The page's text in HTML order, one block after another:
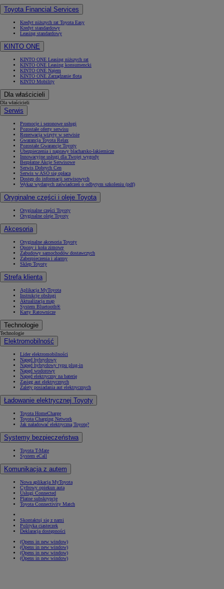
Toyota Financial Services
Kredyt niższych rat Toyota Easy
Kredyt standardowy
Leasing standardowy
KINTO ONE
KINTO ONE Leasing niższych rat
KINTO ONE Leasing konsumencki
KINTO ONE Najem
KINTO ONE Zarządzanie flotą
KINTO Mobility
Dla właścicieli
Dla właścicieli
Serwis
Promocje i sezonowe usługi
Pozostałe oferty serwisu
Rezerwacja wizyty w serwisie
Gwarancja Toyota Relax
Pozostałe Gwarancje Toyoty
Ubezpieczenia i naprawy blacharsko-lakiernicze
Innowacyjne usługi dla Twojej wygody
Bezpłatne Akcje Serwisowe
Serwis Dobrych Cen
Serwis w ASO się opłaca
Dostęp do informacji serwisowych
Wykaz wydanych zaświadczeń o odbytym szkoleniu (pdf)
Oryginalne części i oleje Toyota
Oryginalne części Toyoty
Oryginalne oleje Toyoty
Akcesoria
Oryginalne akcesoria Toyoty
Opony i koła zimowe
Zabudowy samochodów dostawczych
Zabezpieczenia i alarmy
Sklep Toyoty
Strefa klienta
Aplikacja MyToyota
Instrukcje obsługi
Aktualizacja map
System Bluetooth®
Karty Ratownicze
Technologie
Technologie
Elektromobilność
Lider elektromobilności
Napęd hybrydowy
Napęd hybrydowy typu plug-in
Napęd wodorowy
Napęd elektryczny na baterię
Zasięg aut elektrycznych
Zalety posiadania aut elektrycznych
Ładowanie elektrycznej Toyoty
Toyota HomeCharge
Toyota Charging Network
Jak naładować elektryczną Toyotę?
Systemy bezpieczeństwa
Toyota T-Mate
System eCall
Komunikacja z autem
Nowa aplikacja MyToyota
Cyfrowy opiekun auta
Usługi Connected
Płatne subskrypcje
Toyota Connectivity Match
Skontaktuj się z nami
Polityka ciasteczek
Deklaracja dostępności
(Opens in new window)
(Opens in new window)
(Opens in new window)
(Opens in new window)